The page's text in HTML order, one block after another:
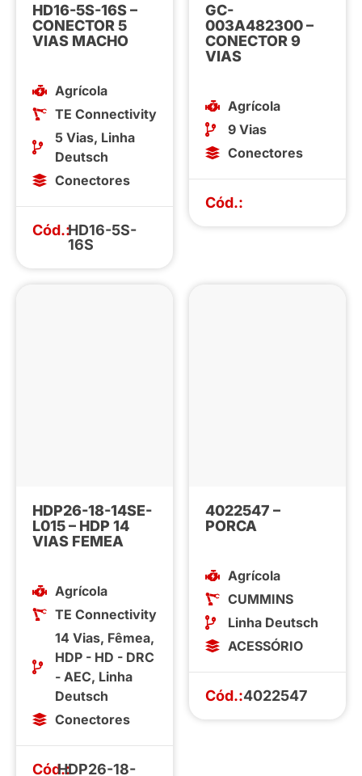
HD16-5S-16S –
CONECTOR 5
VIAS MACHO
Agrícola
TE Connectivity
5 Vias, Linha
Deutsch
Conectores
Cód.:HD16-5S-
16S
GC-
003A482300 –
CONECTOR 9
VIAS
Agrícola
9 Vias
Conectores
Cód.:
HDP26-18-14SE-
L015 – HDP 14
VIAS FEMEA
Agrícola
TE Connectivity
14 Vias, Fêmea,
HDP - HD - DRC
- AEC, Linha
Deutsch
Conectores
Cód.:HDP26-18-
4022547 –
PORCA
Agrícola
CUMMINS
Linha Deutsch
ACESSÓRIO
Cód.:4022547